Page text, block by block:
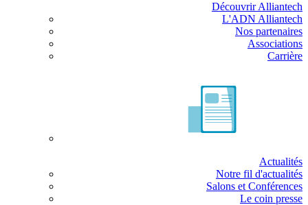
Découvrir Alliantech
L'ADN Alliantech
Nos partenaires
Associations
Carrière
Actualités
Notre fil d'actualités
Salons et Conférences
Le coin presse